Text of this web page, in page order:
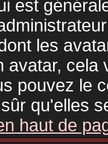
est
les
avatar, cela
pouvez le
qu'elles
haut de